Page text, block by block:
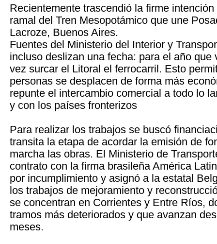
Recientemente trascendió la firme
ramal del Tren Mesopotámico que une
Lacroze, Buenos Aires.
Fuentes del Ministerio del Interior y
incluso deslizan una fecha: para el año que
vez surcar el Litoral el ferrocarril. Esto
personas se desplacen de forma más
repunte el intercambio comercial a todo lo
y con los países fronterizos
Para realizar los trabajos se buscó
transita la etapa de acordar la emisión de
marcha las obras. El Ministerio de
contrato con la firma brasileña América
por incumplimiento y asignó a la estatal
los trabajos de mejoramiento y
se concentran en Corrientes y Entre Ríos,
tramos más deteriorados y que avanzan
meses.